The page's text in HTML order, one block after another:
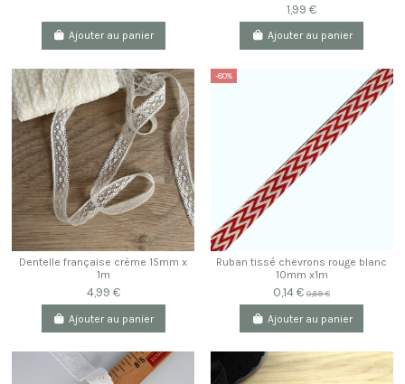
Ajouter au panier
1,99 €
Ajouter au panier
Dentelle française crème 15mm x
1m
4,99 €
Ajouter au panier
-80%
Ruban tissé chevrons rouge blanc
10mm x1m
0,14 €0,69 €
Ajouter au panier